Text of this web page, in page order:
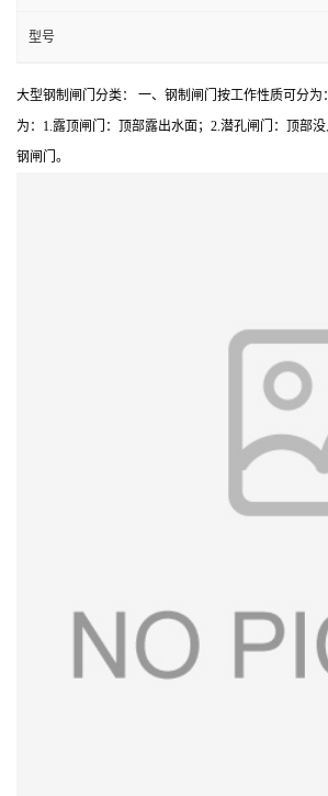
型号
大型钢制闸门分类： 一、钢制闸门按工作性质可分
为：1.露顶闸门：顶部露出水面；2.潜孔闸门：顶部
钢闸门。